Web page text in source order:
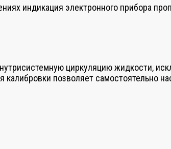
индикация электронного прибора
циркуляцию жидкости,
позволяет самостоятельно